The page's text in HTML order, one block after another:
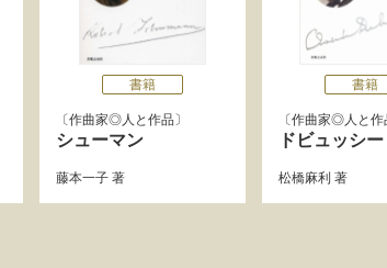
書籍
作曲家◎人と作品
シューマン
藤本一子 著
書籍
作曲家◎人と作
ドビュッシー
松橋麻利 著